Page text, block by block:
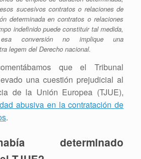
sucesivos contratos o relaciones de
determinada en contratos o relaciones
indefinido puede constituir tal medida,
conversión no implique una
legem del Derecho nacional.
que el Tribunal
una cuestión prejudicial al
de la Unión Europea (TJUE),
abusiva en la contratación de
.
determinado